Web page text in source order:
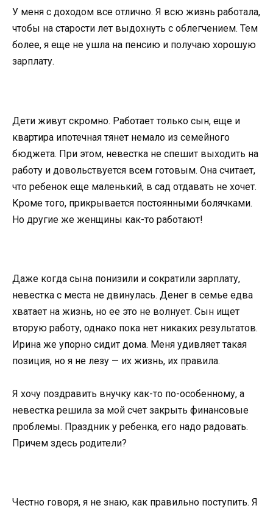
У меня с доходом все отлично. Я всю жизнь работала,
чтобы на старости лет выдохнуть с облегчением. Тем
более, я еще не ушла на пенсию и получаю хорошую
зарплату.
Дети живут скромно. Работает только сын, еще и
квартира ипотечная тянет немало из семейного
бюджета. При этом, невестка не спешит выходить на
работу и довольствуется всем готовым. Она считает,
что ребенок еще маленький, в сад отдавать не хочет.
Кроме того, прикрывается постоянными болячками.
Но другие же женщины как-то работают!
Даже когда сына понизили и сократили зарплату,
невестка с места не двинулась. Денег в семье едва
хватает на жизнь, но ее это не волнует. Сын ищет
вторую работу, однако пока нет никаких результатов.
Ирина же упорно сидит дома. Меня удивляет такая
позиция, но я не лезу — их жизнь, их правила.
Я хочу поздравить внучку как-то по-особенному, а
невестка решила за мой счет закрыть финансовые
проблемы. Праздник у ребенка, его надо радовать.
Причем здесь родители?
Честно говоря, я не знаю, как правильно поступить. Я